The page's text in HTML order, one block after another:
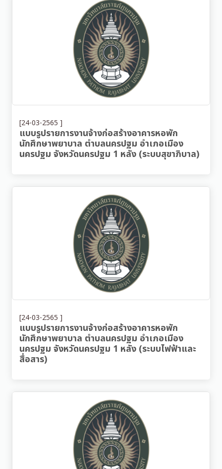
[24-03-2565 ]
แบบรูปรายการงานจ้างก่อสร้างอาคารหอพัก
นักศึกษาพยาบาล ตำบลนครปฐม อำเภอเมือง
นครปฐม จังหวัดนครปฐม 1 หลัง (ระบบสุขาภิบาล)
[24-03-2565 ]
แบบรูปรายการงานจ้างก่อสร้างอาคารหอพัก
นักศึกษาพยาบาล ตำบลนครปฐม อำเภอเมือง
นครปฐม จังหวัดนครปฐม 1 หลัง (ระบบไฟฟ้าและ
สื่อสาร)